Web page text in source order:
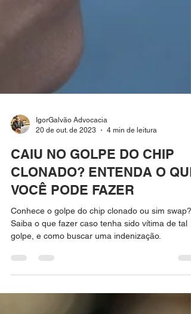
IgorGalvão Advocacia
20 de out. de 2023
CAIU NO GOLPE DO CHIP
CLONADO? ENTENDA O QUE
VOCÊ PODE FAZER
Conhece o golpe do chip clonado ou sim swap?
Saiba o que fazer caso tenha sido vítima de tal